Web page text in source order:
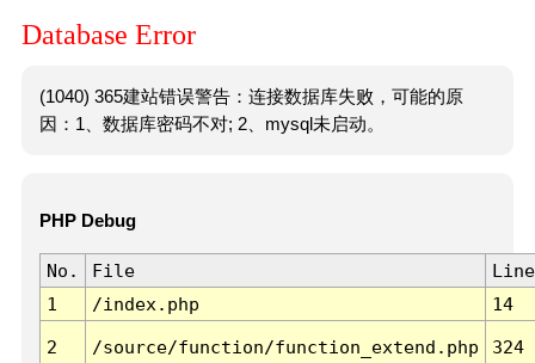
Database Error
(1040) 365建站错误警告：连接数据库失败，可能的原
因：1、数据库密码不对; 2、mysql未启动。
PHP Debug
No. File
Line
1
/index.php 14
2 /source/function/function_extend.php 324